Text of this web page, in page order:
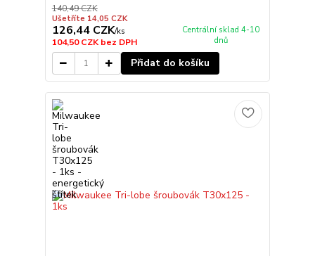
140,49 CZK
Ušetříte 14,05 CZK
126,44 CZK/ks
104,50 CZKbez DPH
Centrální sklad 4-10
dnů
Přidat do košíku